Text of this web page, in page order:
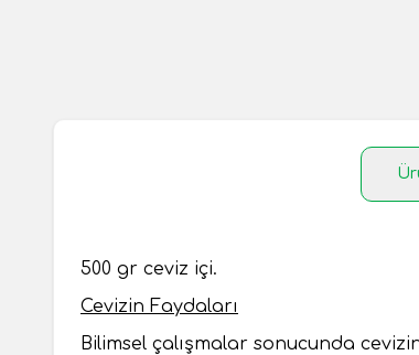
500 gr ceviz içi.
Cevizin Faydaları
Bilimsel çalışmalar sonucunda